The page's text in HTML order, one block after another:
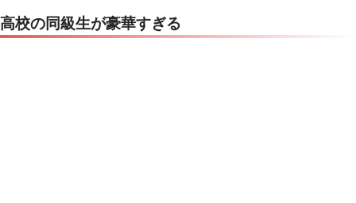
高校の同級生が豪華すぎる